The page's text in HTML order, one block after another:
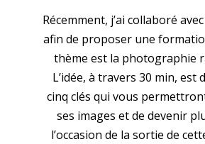
02-
11
Récemment, j’ai collaboré
afin de proposer une
thème est la photographie
L’idée, à travers 30 min, est
cinq clés qui vous
ses images et de devenir
l’occasion de la sortie de